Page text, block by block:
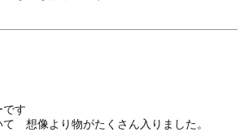
です
　想像より物がたくさん入りました。